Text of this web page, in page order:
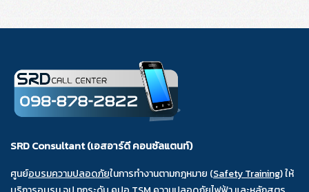
SRD Consultant (เอสอาร์ดี คอนซัลแตนท์)
ศูนย์อบรมความปลอดภัยในการทำงานตามกฎหมาย (Safety Training) ให้